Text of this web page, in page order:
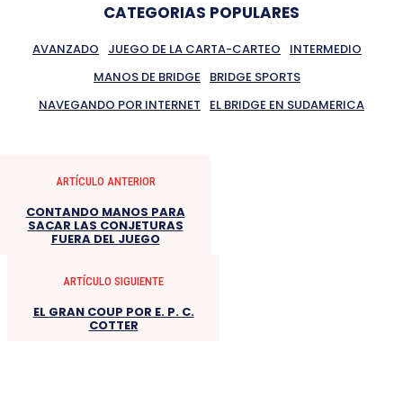
CATEGORIAS POPULARES
AVANZADO JUEGO DE LA CARTA-CARTEO
INTERMEDIO
MANOS DE BRIDGE
BRIDGE SPORTS
NAVEGANDO POR INTERNET
EL BRIDGE EN SUDAMERICA
ARTÍCULO ANTERIOR
CONTANDO MANOS PARA
SACAR LAS CONJETURAS
FUERA DEL JUEGO
ARTÍCULO SIGUIENTE
EL GRAN COUP POR E. P. C.
COTTER